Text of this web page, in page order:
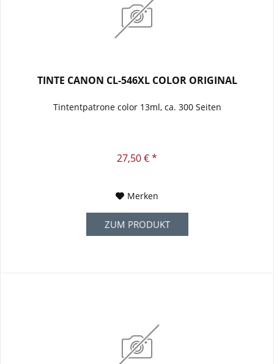
TINTE CANON CL-546XL COLOR ORIGINAL
Tintentpatrone color 13ml, ca. 300 Seiten
27,50 € *
Merken
ZUM PRODUKT